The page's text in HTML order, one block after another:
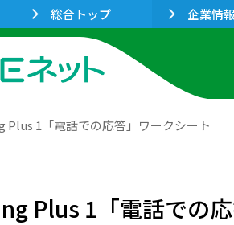
総合トップ 企業情
Plus 1「電話での応答」ワークシート
Plus 1「電話での